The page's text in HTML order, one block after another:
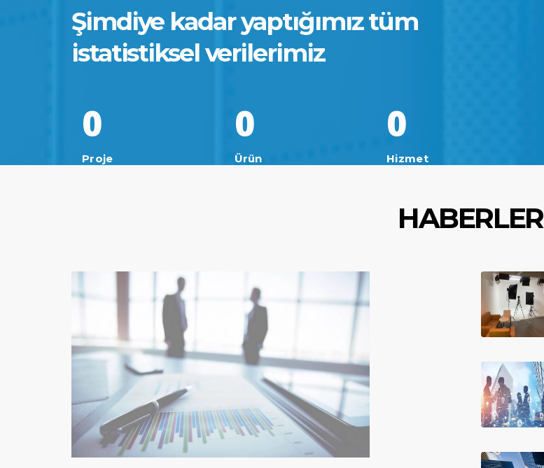
Şimdiye kadar yaptığımız tüm
istatistiksel verilerimiz
0
Proje
0
Ürün
0
Hizmet
HABERLER